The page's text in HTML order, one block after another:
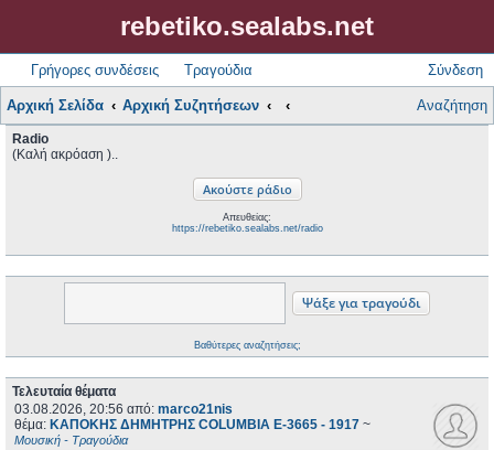
rebetiko.sealabs.net
Γρήγορες συνδέσεις Τραγούδια Σύνδεση
Αρχική Σελίδα Αρχική Συζητήσεων Αναζήτηση
Radio
(Καλή ακρόαση )..
Απευθείας:
https://rebetiko.sealabs.net/radio
Βαθύτερες αναζητήσεις;
Τελευταία θέματα
03.08.2026, 20:56 από: marco21nis
θέμα: ΚΑΠΟΚΗΣ ΔΗΜΗΤΡΗΣ COLUMBIA E-3665 - 1917 ~
Μουσική - Τραγούδια